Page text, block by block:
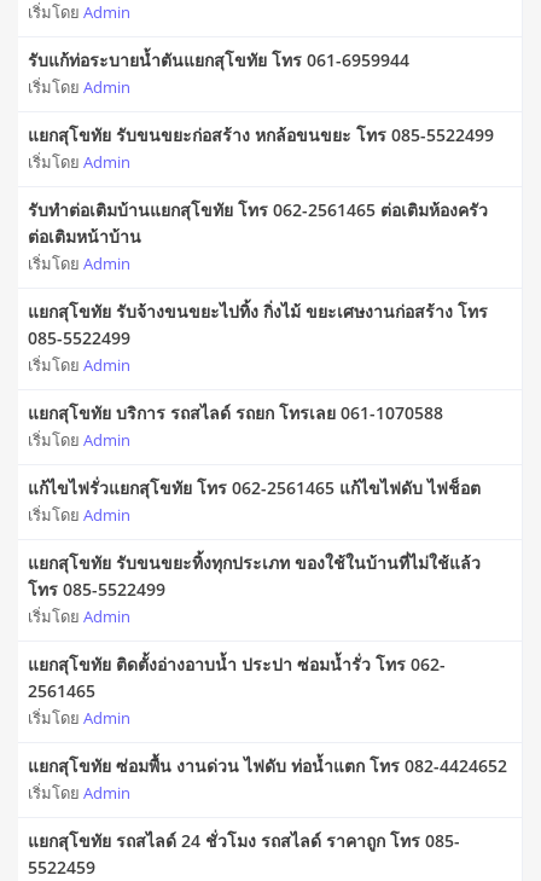
เริ่มโดย Admin
รับแก้ท่อระบายน้ำตันแยกสุโขทัย โทร 061-6959944
เริ่มโดย Admin
แยกสุโขทัย รับขนขยะก่อสร้าง หกล้อขนขยะ โทร 085-5522499
เริ่มโดย Admin
รับทำต่อเติมบ้านแยกสุโขทัย โทร 062-2561465 ต่อเติมห้องครัว
ต่อเติมหน้าบ้าน
เริ่มโดย Admin
แยกสุโขทัย รับจ้างขนขยะไปทิ้ง กิ่งไม้ ขยะเศษงานก่อสร้าง โทร
085-5522499
เริ่มโดย Admin
แยกสุโขทัย บริการ รถสไลด์ รถยก โทรเลย 061-1070588
เริ่มโดย Admin
แก้ไขไฟรั่วแยกสุโขทัย โทร 062-2561465 แก้ไขไฟดับ ไฟช็อต
เริ่มโดย Admin
แยกสุโขทัย รับขนขยะทิ้งทุกประเภท ของใช้ในบ้านที่ไม่ใช้แล้ว
โทร 085-5522499
เริ่มโดย Admin
แยกสุโขทัย ติดตั้งอ่างอาบน้ำ ประปา ซ่อมน้ำรั่ว โทร 062-
2561465
เริ่มโดย Admin
แยกสุโขทัย ซ่อมพื้น งานด่วน ไฟดับ ท่อน้ำแตก โทร 082-4424652
เริ่มโดย Admin
แยกสุโขทัย รถสไลด์ 24 ชั่วโมง รถสไลด์ ราคาถูก โทร 085-
5522459